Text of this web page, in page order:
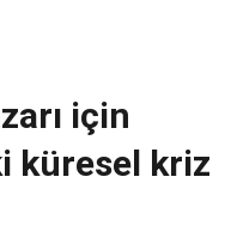
için
küresel kriz